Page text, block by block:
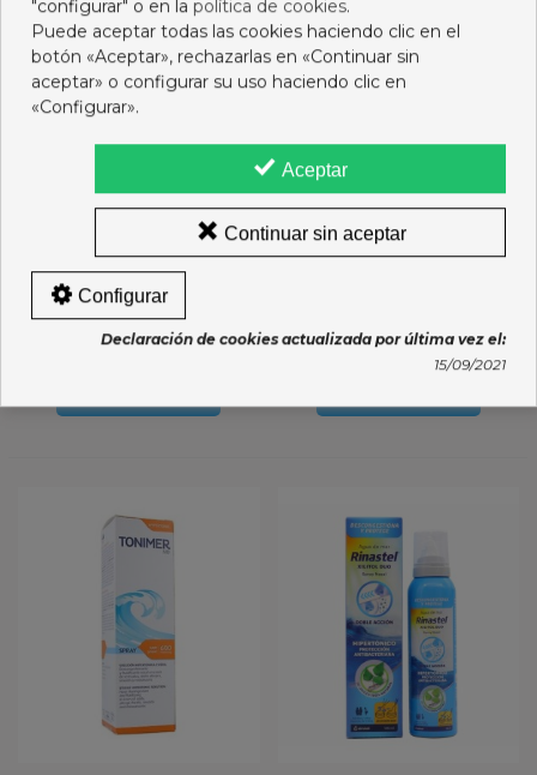
NASO FAES SINUSOL+
SPRAY NASAL 15 ML
7,95 €
"configurar" o en la política de cookies.
Puede aceptar todas las cookies haciendo clic en el
botón «Aceptar», rechazarlas en «Continuar sin
aceptar» o configurar su uso haciendo clic en
«Configurar».
Aceptar
Continuar sin aceptar
Configurar
Declaración de cookies actualizada por última vez el:
15/09/2021